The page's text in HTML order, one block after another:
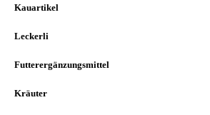
Kauartikel
Leckerli
Futterergänzungsmittel
Kräuter